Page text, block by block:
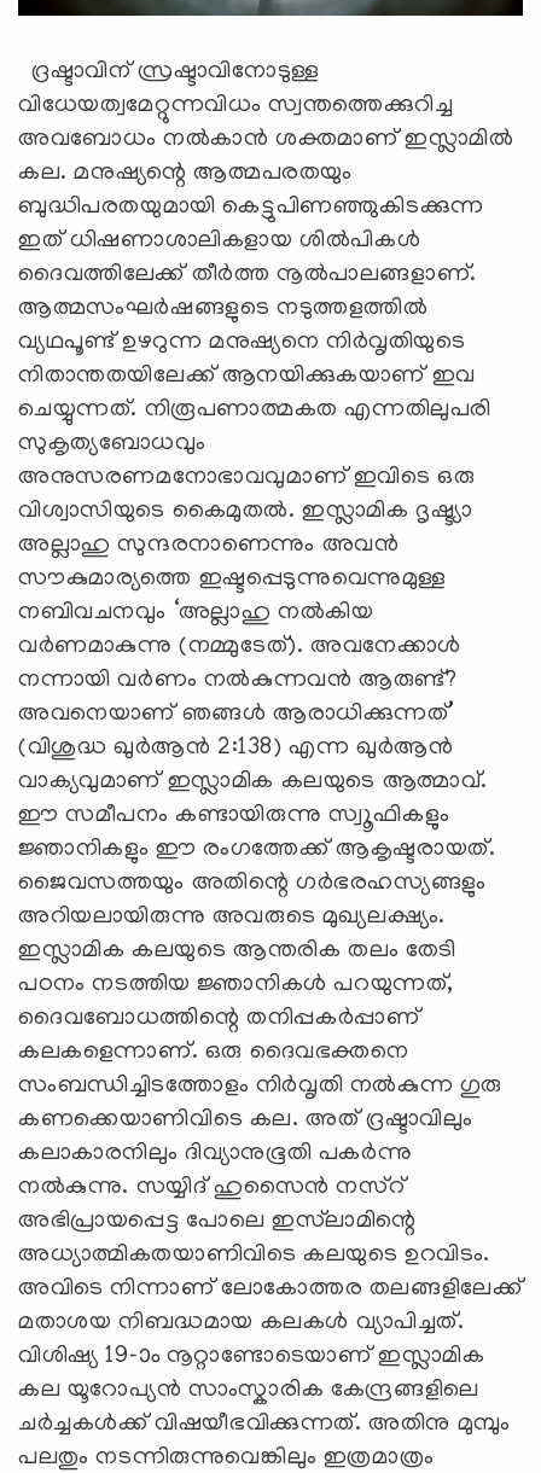
ദ്രഷ്ടാവിന്‌ സ്രഷ്ടാവിനോടുള്ള
വിധേയത്വമേറ്റുന്നവിധം സ്വന്തത്തെക്കുറിച്ച
അവബോധം നല്‍കാന്‍ ശക്തമാണ്‌ ഇസ്ലാമില്‍
കല. മനുഷ്യന്റെ ആത്മപരതയും
ബുദ്ധിപരതയുമായി കെട്ടുപിണഞ്ഞുകിടക്കുന്ന
ഇത്‌ ധിഷണാശാലികളായ ശില്‍പികള്‍
ദൈവത്തിലേക്ക്‌ തീര്‍ത്ത നൂല്‍പാലങ്ങളാണ്‌.
ആത്മസംഘര്‍ഷങ്ങളുടെ നടുത്തളത്തില്‍
വ്യഥപൂണ്ട്‌ ഉഴറുന്ന മനുഷ്യനെ നിര്‍വൃതിയുടെ
നിതാന്തതയിലേക്ക്‌ ആനയിക്കുകയാണ്‌ ഇവ
ചെയ്യുന്നത്‌. നിരൂപണാത്മകത എന്നതിലുപരി
സുകൃത്യബോധവും
അനുസരണമനോഭാവവുമാണ്‌ ഇവിടെ ഒരു
വിശ്വാസിയുടെ കൈമുതല്‍. ഇസ്ലാമിക ദൃഷ്ട്യാ
അല്ലാഹു സുന്ദരനാണെന്നും അവന്‍
സൗകുമാര്യത്തെ ഇഷ്ടപ്പെടുന്നുവെന്നുമുള്ള
നബിവചനവും ‘അല്ലാഹു നല്‍കിയ
വര്‍ണമാകുന്നു (നമ്മുടേത്‌). അവനേക്കാള്‍
നന്നായി വര്‍ണം നല്‍കുന്നവന്‍ ആരുണ്ട്‌?
അവനെയാണ്‌ ഞങ്ങള്‍ ആരാധിക്കുന്നത്‌’
(വിശുദ്ധ ഖുര്‍ആന്‍ 2:138) എന്ന ഖുര്‍ആന്‍
വാക്യവുമാണ്‌ ഇസ്ലാമിക കലയുടെ ആത്മാവ്‌.
ഈ സമീപനം കണ്ടായിരുന്നു സ്വൂഫികളും
ജ്ഞാനികളും ഈ രംഗത്തേക്ക്‌ ആകൃഷ്ടരായത്‌.
ജൈവസത്തയും അതിന്റെ ഗര്‍ഭരഹസ്യങ്ങളും
അറിയലായിരുന്നു അവരുടെ മുഖ്യലക്ഷ്യം.
ഇസ്ലാമിക കലയുടെ ആന്തരിക തലം തേടി
പഠനം നടത്തിയ ജ്ഞാനികള്‍ പറയുന്നത്‌,
ദൈവബോധത്തിന്റെ തനിപ്പകര്‍പ്പാണ്‌
കലകളെന്നാണ്‌. ഒരു ദൈവഭക്തനെ
സംബന്ധിച്ചിടത്തോളം നിര്‍വൃതി നല്‍കുന്ന ഗുരു
കണക്കെയാണിവിടെ കല. അത്‌ ദ്രഷ്ടാവിലും
കലാകാരനിലും ദിവ്യാനുഭൂതി പകര്‍ന്നു
നല്‍കുന്നു. സയ്യിദ്‌ ഹുസൈന്‍ നസ്റ്
അഭിപ്രായപ്പെട്ട പോലെ ഇസ്‌ലാമിന്റെ
അധ്യാത്മികതയാണിവിടെ കലയുടെ ഉറവിടം.
അവിടെ നിന്നാണ്‌ ലോകോത്തര തലങ്ങളിലേക്ക്‌
മതാശയ നിബദ്ധമായ കലകള്‍ വ്യാപിച്ചത്.
വിശിഷ്യ 19-‍ാം നൂറ്റാണ്ടോടെയാണ്‌ ഇസ്ലാമിക
കല യൂറോപ്യന്‍ സാംസ്കാരിക കേന്ദ്രങ്ങളിലെ
ചര്‍ച്ചകള്‍ക്ക്‌ വിഷയീഭവിക്കുന്നത്‌. അതിനു മുമ്പും
പലതും നടന്നിരുന്നുവെങ്കിലും ഇത്രമാത്രം